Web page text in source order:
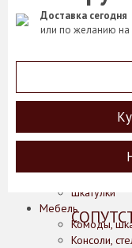
Картины
Лампы
Рамки для
Статуэтки
Часы
Шкатулки
Мебель
Комоды,
Консоли,
Доставка сегодня
или по желанию